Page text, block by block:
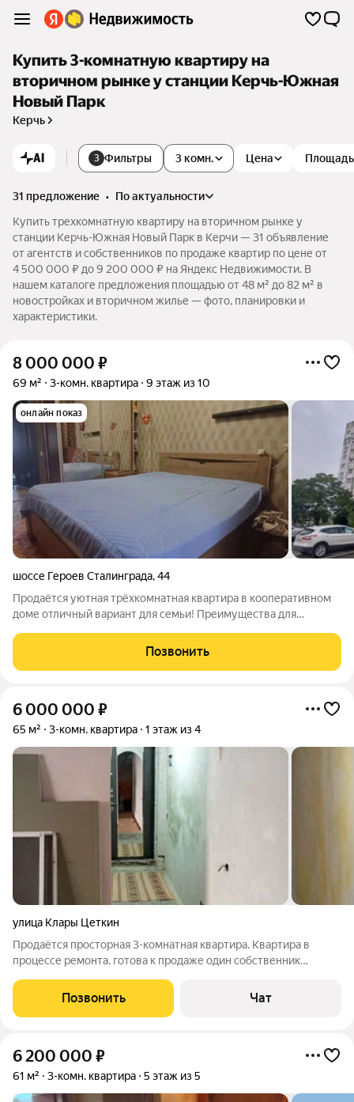
Купить 3-комнатную квартиру на
вторичном рынке у станции Керчь-Южная
Новый Парк
Керчь
AI 3 Фильтры 3 комн. Цена Площадь
31 предложение •
по актуальности
Купить трехкомнатную квартиру на вторичном рынке у
станции Керчь-Южная Новый Парк в Керчи — 31 объявление
от агентств и собственников по продаже квартир по цене от
4 500 000 ₽ до 9 200 000 ₽ на Яндекс Недвижимости. В
нашем каталоге предложения площадью от 48 м² до 82 м² в
новостройках и вторичном жилье — фото, планировки и
характеристики.
8 000 000 ₽
69 м² 3-комн. квартира 9 этаж из 10
онлайн показ
шоссе Героев Сталинграда,44
Продаётся уютная трёхкомнатная квартира в кооперативном
доме отличный вариант для семьи! Преимущества для
члена семьи будет своё личное пространство; панорамный
вид на море и ориентация квартиры
Позвонить
6 000 000 ₽
65 м² 3-комн. квартира 1 этаж из 4
улица Клары Цеткин
Продаётся просторная 3-комнатная квартира. Квартира в
процессе ремонта. готова к продаже один собственник
от моря. Характеристики: Площадь: 68 кв. м. Планировка: все
комнаты раздельные, квартира
Позвонить Чат
6 200 000 ₽
61 м² 3-комн. квартира 5 этаж из 5